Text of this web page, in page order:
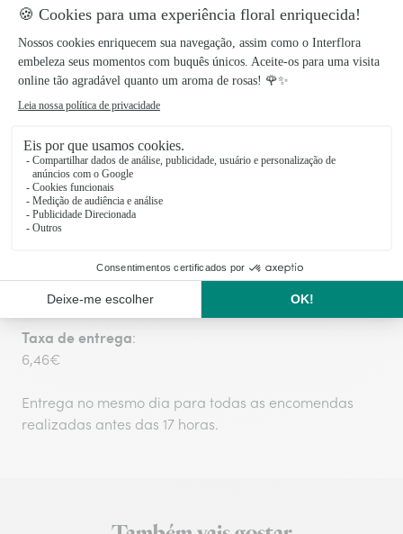
temperatura e mantém-me num local fresco
para desfrutares da minha beleza por mais
tempo. 🌿
Preparado com amor, entregue com
carinho!
Os produtos Interflora são preparados e embalados
A entrega, no mesmo dia ou por marcação, é feita
diretamente pelos nossos floristas locais.
Taxa de entrega:
6,46€
Entrega no mesmo dia para todas as encomendas
realizadas antes das 17 horas.